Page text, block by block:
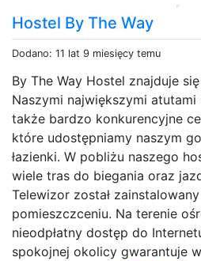
Hostel By The Way
Dodano: 11 lat 9 miesięcy temu
By The Way Hostel znajduje
Naszymi największymi
także bardzo konkurencyjne
które udostępniamy naszym
łazienki. W pobliżu naszego
wiele tras do biegania oraz
Telewizor został
pomieszczceniu. Na terenie
nieodpłatny dostęp do
spokojnej okolicy gwarantuje